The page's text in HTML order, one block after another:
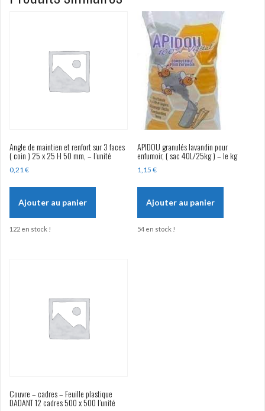
2mm
Angle de maintien et renfort sur 3 faces
( coin ) 25 x 25 H 50 mm, – l’unité
0,21 €
Ajouter au panier
122 en stock !
APIDOU granulés lavandin pour
enfumoir, ( sac 40L/25kg ) – le kg
1,15€
Ajouter au panier
54 en stock !
Couvre – cadres – Feuille plastique
DADANT 12 cadres 500 x 500 l’unité